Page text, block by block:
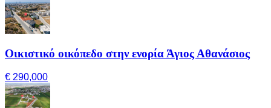
Οικιστικό οικόπεδο στην ενορία Άγιος Αθανάσιος
€ 290,000